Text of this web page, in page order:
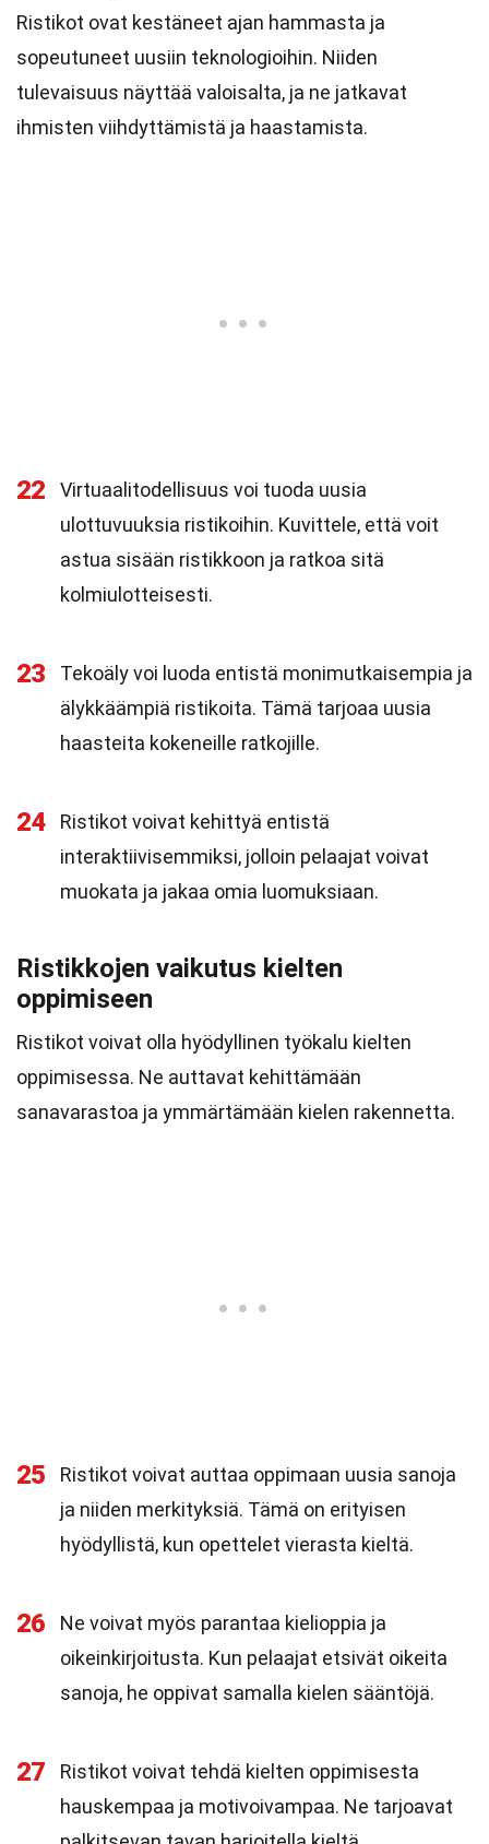
Ristikot ovat kestäneet ajan hammasta ja
sopeutuneet uusiin teknologioihin. Niiden
tulevaisuus näyttää valoisalta, ja ne jatkavat
ihmisten viihdyttämistä ja haastamista.
22
Virtuaalitodellisuus voi tuoda uusia
ulottuvuuksia ristikoihin. Kuvittele, että voit
astua sisään ristikkoon ja ratkoa sitä
kolmiulotteisesti.
23
Tekoäly voi luoda entistä monimutkaisempia ja
älykkäämpiä ristikoita. Tämä tarjoaa uusia
haasteita kokeneille ratkojille.
24
Ristikot voivat kehittyä entistä
interaktiivisemmiksi, jolloin pelaajat voivat
muokata ja jakaa omia luomuksiaan.
Ristikkojen vaikutus kielten
oppimiseen
Ristikot voivat olla hyödyllinen työkalu kielten
oppimisessa. Ne auttavat kehittämään
sanavarastoa ja ymmärtämään kielen rakennetta.
25
Ristikot voivat auttaa oppimaan uusia sanoja
ja niiden merkityksiä. Tämä on erityisen
hyödyllistä, kun opettelet vierasta kieltä.
26
Ne voivat myös parantaa kielioppia ja
oikeinkirjoitusta. Kun pelaajat etsivät oikeita
sanoja, he oppivat samalla kielen sääntöjä.
27
Ristikot voivat tehdä kielten oppimisesta
hauskempaa ja motivoivampaa. Ne tarjoavat